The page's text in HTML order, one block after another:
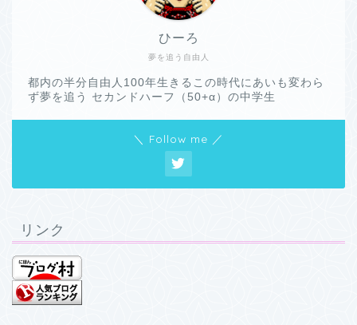
夢を追う自由人
ひーろ
都内の半分自由人100年生きるこの時代にあいも変わら
ず夢を追う セカンドハーフ（50+α）の中学生
＼ Follow me ／
リンク